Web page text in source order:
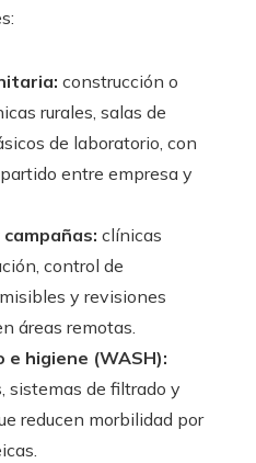
construcción o
rurales, salas de
de laboratorio, con
entre empresa y
clínicas
control de
y revisiones
áreas remotas.
e higiene (WASH):
sistemas de filtrado y
reducen morbilidad por